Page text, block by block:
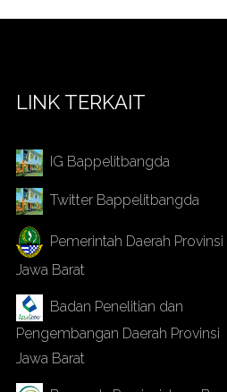
LINK TERKAIT
IG Bappelitbangda
Twitter Bappelitbangda
Pemerintah Daerah Provinsi
Jawa Barat
Badan Penelitian dan
Pengembangan Daerah Provinsi
Jawa Barat